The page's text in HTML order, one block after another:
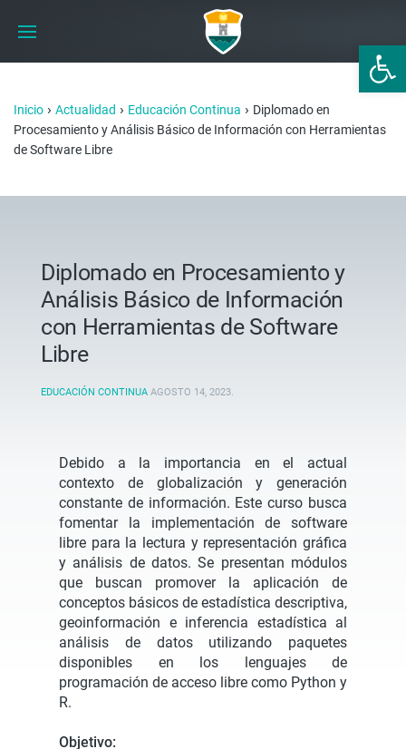
Abrir
Inicio › Actualidad › Educación Continua › Diplomado en
Procesamiento y Análisis Básico de Información con Herramientas
de Software Libre
Diplomado en Procesamiento y
Análisis Básico de Información
con Herramientas de Software
Libre
EDUCACIÓN CONTINUA AGOSTO 14, 2023.
Debido a la importancia en el actual
contexto de globalización y generación
constante de información. Este curso busca
fomentar la implementación de software
libre para la lectura y representación gráfica
y análisis de datos. Se presentan módulos
que buscan promover la aplicación de
conceptos básicos de estadística descriptiva,
geoinformación e inferencia estadística al
análisis de datos utilizando paquetes
disponibles en los lenguajes de
programación de acceso libre como Python y
R.
Objetivo: